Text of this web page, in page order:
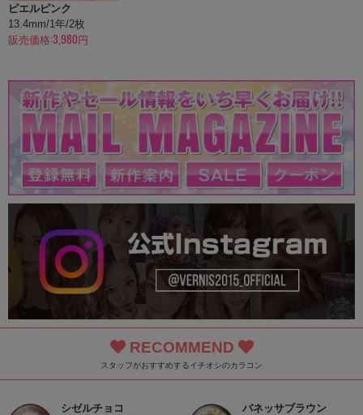
ピエルピンク
13.4mm/1年/2枚
販売価格:3,980円
RECOMMEND
スタッフがおすすめするイチオシのカラコン
シゼルチョコ
バネッサブラウン